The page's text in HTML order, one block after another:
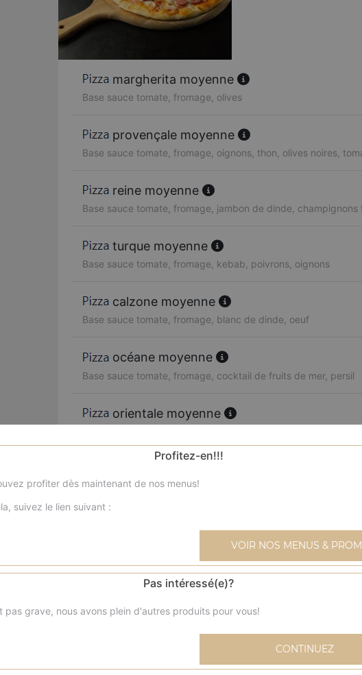
margherita moyenne
Base sauce tomate, fromage, olives
provençale moyenne
Base sauce tomate, fromage, oignons, thon, olives noires,
reine moyenne
Base sauce tomate, fromage, jambon de dinde, champignons
turque moyenne
Base sauce tomate, fromage, kebab, poivrons, oignons
calzone moyenne
Base sauce tomate, fromage, blanc de dinde, oeuf
océane moyenne
Base sauce tomate, fromage, cocktail de fruits de mer, persil
orientale moyenne
Base sauce tomate, fromage, viande hachée, boursin, oignons
Base sauce tomate, fromage, reblochon, chèvre, parmesan
texane moyenne
frais, olives
Base sauce tomate, fromage, blanc de poulet, oignons,
Profitez-en!!!
profiter dès maintenant de nos menus!
suivez le lien suivant :
VOIR NOS MENUS &
Pas intéressé(e)?
pas grave, nous avons plein d'autres produits pour vous!
CONTINUEZ